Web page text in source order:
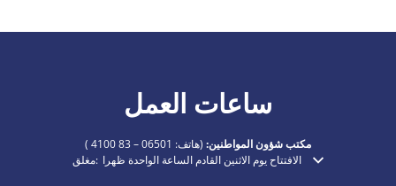
ساعات العمل
مكتب شؤون المواطنين: (هاتف:
)
انقر لإخفاء أوقات الفتح أو الإغلاق الإضافية
مغلق: الافتتاح يوم الاثنين القادم الساعة الواحدة ظهرا